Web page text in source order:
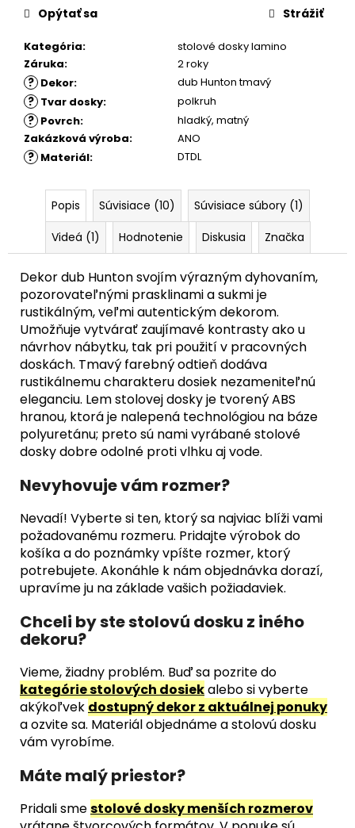
Kategória:
stolové dosky lamino
Záruka: 2 roky
? Dekor: dub Hunton tmavý
? Tvar dosky: polkruh
? Povrch: hladký, matný
Zakázková výroba: ANO
? Materiál: DTDL
Opýtať sa Strážiť
Popis Súvisiace (10)
Súvisiace súbory (1)
Videá (1)
Hodnotenie Diskusia Značka
Dekor dub Hunton svojím výrazným dyhovaním,
pozorovateľnými prasklinami a sukmi je
rustikálným, veľmi autentickým dekorom.
Umožňuje vytvárať zaujímavé kontrasty ako u
návrhov nábytku, tak pri použití v pracovných
doskách. Tmavý farebný odtieň dodáva
rustikálnemu charakteru dosiek nezameniteľnú
eleganciu. Lem stolovej dosky je tvorený ABS
hranou, ktorá je nalepená technológiou na báze
polyuretánu; preto sú nami vyrábané stolové
dosky dobre odolné proti vlhku aj vode.
Nevyhovuje vám rozmer?
Nevadí! Vyberte si ten, ktorý sa najviac blíži vami
požadovanému rozmeru. Pridajte výrobok do
košíka a do poznámky vpíšte rozmer, ktorý
potrebujete. Akonáhle k nám objednávka dorazí,
upravíme ju na základe vašich požiadaviek.
Chceli by ste stolovú dosku z iného
dekoru?
Vieme, žiadny problém. Buď sa pozrite do
kategórie stolových dosiekalebo si vyberte
akýkoľvek dostupný dekor z aktuálnej ponuky
a ozvite sa. Materiál objednáme a stolovú dosku
vám vyrobíme.
Máte malý priestor?
Pridali smestolové dosky menších rozmerov